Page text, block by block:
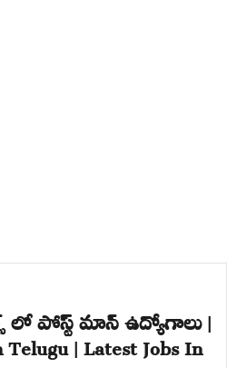
లో పోస్ట్ మాన్ ఉద్యోగాలు |
| Latest Jobs In